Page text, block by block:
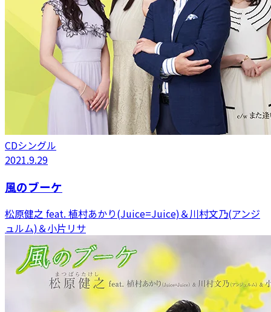
CDシングル
2021.9.29
風のブーケ
松原健之 feat. 植村あかり(Juice=Juice)＆川村文乃(アンジ
ュルム)＆小片リサ